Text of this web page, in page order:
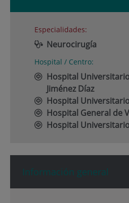
Especialidades:
Neurocirugía
Hospital / Centro:
Hospital
Jiménez Díaz
Hospital
Hospital General de
Hospital
Información general